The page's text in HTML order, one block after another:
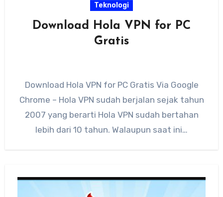
Teknologi
Download Hola VPN for PC
Gratis
Download Hola VPN for PC Gratis Via Google
Chrome – Hola VPN sudah berjalan sejak tahun
2007 yang berarti Hola VPN sudah bertahan
lebih dari 10 tahun. Walaupun saat ini…